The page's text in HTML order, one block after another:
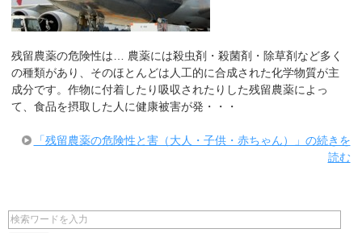
残留農薬の危険性は… 農薬には殺虫剤・殺菌剤・除草剤など多く
の種類があり、そのほとんどは人工的に合成された化学物質が主
成分です。作物に付着したり吸収されたりした残留農薬によっ
て、食品を摂取した人に健康被害が発・・・
「残留農薬の危険性と害（大人・子供・赤ちゃん）」の続きを
読む